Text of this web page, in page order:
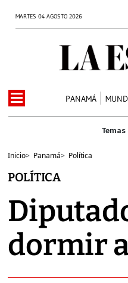
MARTES 04 AGOSTO 2026
PANAMÁ
Inicio> Panamá> Política
POLÍTICA
dormir